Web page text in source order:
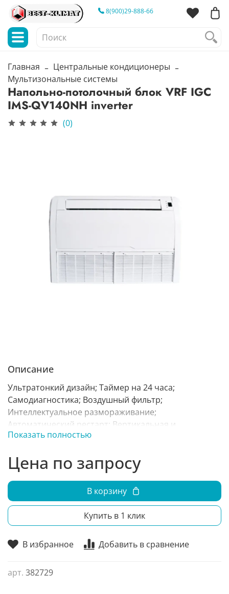
8(900)29-888-66
Главная
Центральные кондиционеры
Мультизональные системы
Напольно-потолочный блок VRF IGC
IMS-QV140NH inverter
(0)
В избранное Добавить в сравнение
арт. 382729
Описание
Ультратонкий дизайн; Таймер на 24 часа;
Самодиагностика; Воздушный фильтр;
Интеллектуальное размораживание;
Автоматический рестарт; Вертикальная и
горизонтальная установка; Двойное направление
Показать полностью
Цена по запросу
В корзину
Купить в 1 клик